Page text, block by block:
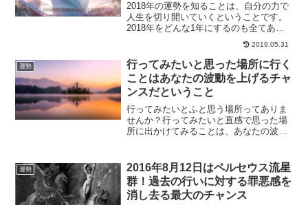
2018年の運勢を知ることは、自分の力で
人生を切り開いていくということです。
2018年をどんな1年にするのも全てあな
た次第です。何もせずに流されて終わる
のか、自ら人生を切り開いていくのか。
また、人生を切り開いていくためにする
と良いことについてご紹介します。
2019.05.31
運勢
行ってみたいと思った場所に行く
ことはあなたの波動を上げるチャ
ンスだということ
行ってみたいとふと思う場所ってありま
せんか？行ってみたいと直感で思った場
所に出かけてみることは、あなたの波動
とって大切な場所でもあるのです。
運勢
2016年8月12日はペルセウス流星
群！過去の行いに対する罪悪感を
消し去る最大のチャンス